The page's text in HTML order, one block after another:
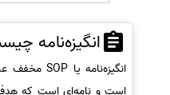
انگیزه‌نامه